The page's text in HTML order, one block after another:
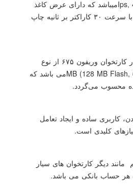
Ips,میباشد که دارای عرض کاغذ
۴۰ میلی متر است. و با سرعت ۳۰ کاراکتر بر ثانیه چاپ
حافظه استفاده شده در کارتخوان وریفون ۶۷۵ از نوع
MB (128 MB Flash,می باشد که
محسوب می‌گردد.
کاربری ساده و ایجاد تعامل
کلیدی است.
مانند دیگر کارتخوان های سیار
هر حساب بانکی می باشد.